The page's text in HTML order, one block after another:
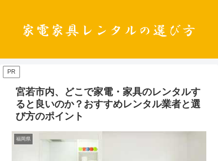
PR
宮若市内、どこで家電・家具のレンタルす
ると良いのか？おすすめレンタル業者と選
び方のポイント
福岡県